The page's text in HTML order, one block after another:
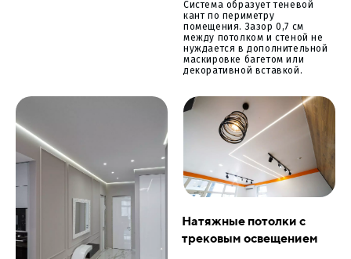
Система образует теневой
кант по периметру
помещения. Зазор 0,7 см
между потолком и стеной не
нуждается в дополнительной
маскировке багетом или
декоративной вставкой.
Натяжные потолки с
трековым освещением